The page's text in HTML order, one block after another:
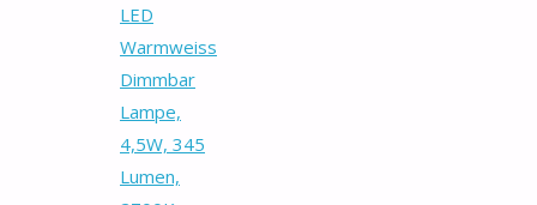
LED
Warmweiss
Dimmbar
Lampe,
4,5W, 345
Lumen,